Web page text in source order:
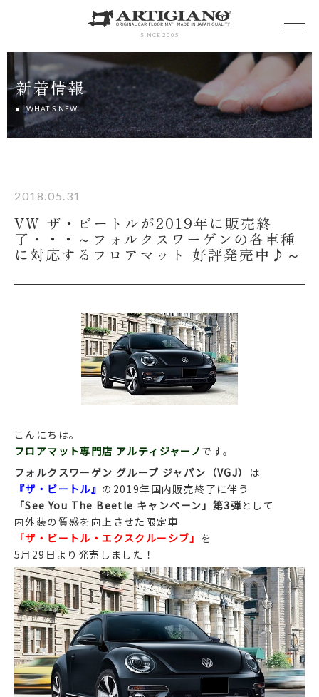
SINCE 2005
新着情報
WHAT’S NEW
2018.05.31
VW ザ・ビートルが2019年に販売終
了・・・～フォルクスワーゲンの各車種
に対応するフロアマット 好評発売中♪～
こんにちは。
フロアマット専門店 アルティジャーノ です。
フォルクスワーゲン グループ ジャパン（VGJ）
は
『ザ・ビートル』 の2019年国内販売終了に伴う
「See You The Beetle キャンペーン」第3弾として
内外装の質感を向上させた限定車
「ザ・ビートル・エクスクルーシブ」 を
5月29日より発売しました！